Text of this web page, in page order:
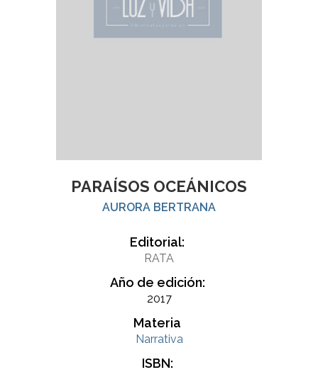
PARAÍSOS OCEÁNICOS
AURORA BERTRANA
Editorial:
RATA
Año de edición:
2017
Materia
Narrativa
ISBN: